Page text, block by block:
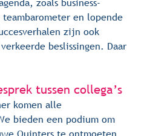
en lopende
zijn ook
beslissingen. Daar
tussen collega’s
komen alle
bieden een podium om